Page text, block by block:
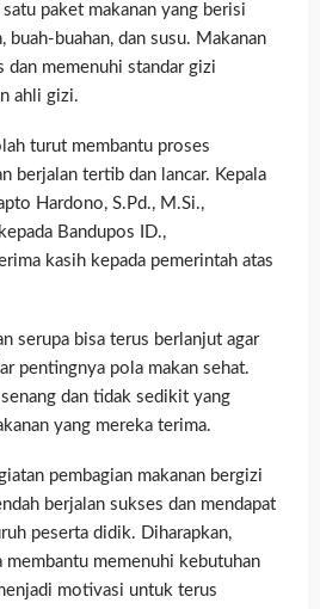
paket makanan yang berisi
buah-buahan, dan susu. Makanan
dan memenuhi standar gizi
ahli gizi.
turut membantu proses
berjalan tertib dan lancar. Kepala
Hardono, S.Pd., M.Si.,
Bandupos ID.,
kasih kepada pemerintah atas
serupa bisa terus berlanjut agar
pentingnya pola makan sehat.
dan tidak sedikit yang
yang mereka terima.
pembagian makanan bergizi
berjalan sukses dan mendapat
peserta didik. Diharapkan,
memenuhi kebutuhan
motivasi untuk terus